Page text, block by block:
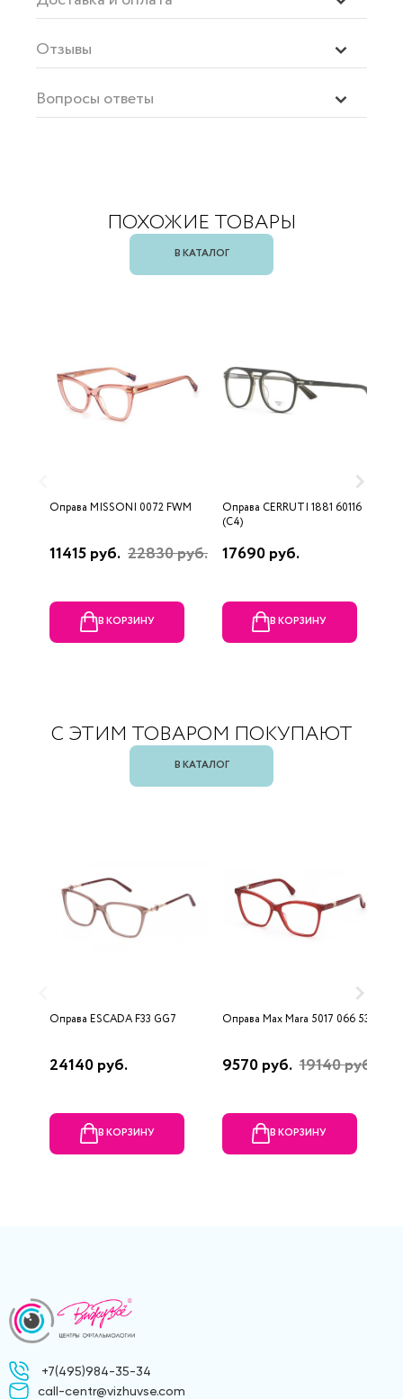
Отзывы
Вопросы ответы
ПОХОЖИЕ ТОВАРЫ
В КАТАЛОГ
Оправа MISSONI 0072 FWM
11415 руб. 22830 руб.
В КОРЗИНУ
Оправа CERRUTI 1881 60116
(C4)
17690 руб.
В КОРЗИНУ
С ЭТИМ ТОВАРОМ ПОКУПАЮТ
В КАТАЛОГ
Оправа ESCADA F33 GG7
24140 руб.
В КОРЗИНУ
Оправа Max Mara 5017 066 53
9570 руб. 19140 руб.
В КОРЗИНУ
+7(495)984-35-34
call-centr@vizhuvse.com